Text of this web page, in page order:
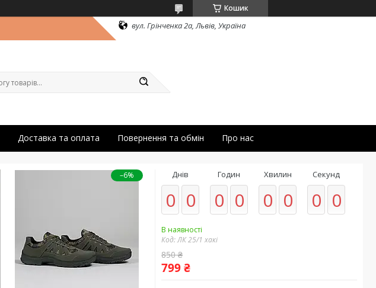
Кошик
вул. Грінченка 2а, Львів, Україна
Доставка та оплата Повернення та обмін Про нас
–6% Днів
0 0
Годин
0 0
Хвилин
0 0
Секунд
0 0
В наявності
Код:ЛК 25/1 хакі
850 ₴
799 ₴